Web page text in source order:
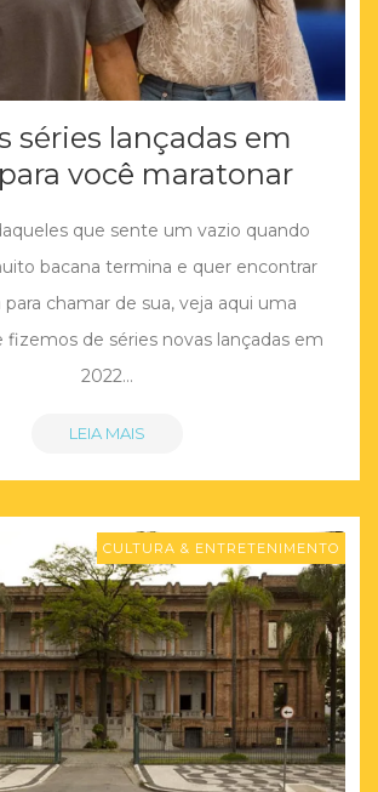
séries lançadas em
você maratonar
que sente um vazio quando
bacana termina e quer encontrar
chamar de sua, veja aqui uma
fizemos de séries novas lançadas em
2022…
LEIA MAIS
CULTURA & ENTRETENIMENTO